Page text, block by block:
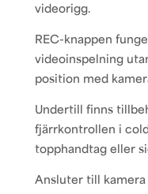
videorigg.
REC-knappen
videoinspelning
position med
Undertill finns
fjärrkontrollen i
topphandtag eller
Ansluter till kamera